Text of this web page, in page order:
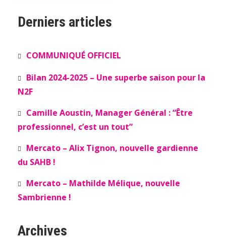
Derniers articles
COMMUNIQUÉ OFFICIEL
Bilan 2024-2025 – Une superbe saison pour la
N2F
Camille Aoustin, Manager Général : “Être
professionnel, c’est un tout”
Mercato – Alix Tignon, nouvelle gardienne
du SAHB !
Mercato – Mathilde Mélique, nouvelle
Sambrienne !
Archives